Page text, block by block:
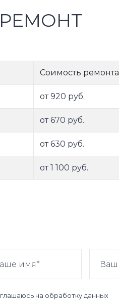
Соимость ремонта
от 920 руб.
от 670 руб.
от 630 руб.
от 1 100 руб.
на обработку данных